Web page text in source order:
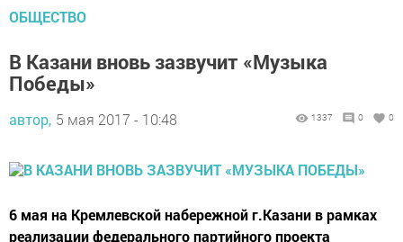
ОБЩЕСТВО
В Казани вновь зазвучит «Музыка
Победы»
автор, 5 мая 2017 - 10:48 1337 0 0
6 мая на Кремлевской набережной г.Казани в рамках
реализации федерального партийного проекта